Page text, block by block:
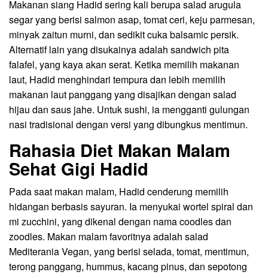
Makanan siang Hadid sering kali berupa salad arugula
segar yang berisi salmon asap, tomat ceri, keju parmesan,
minyak zaitun murni, dan sedikit cuka balsamic persik.
Alternatif lain yang disukainya adalah sandwich pita
falafel, yang kaya akan serat. Ketika memilih makanan
laut, Hadid menghindari tempura dan lebih memilih
makanan laut panggang yang disajikan dengan salad
hijau dan saus jahe. Untuk sushi, ia mengganti gulungan
nasi tradisional dengan versi yang dibungkus mentimun.
Rahasia Diet Makan Malam
Sehat Gigi Hadid
Pada saat makan malam, Hadid cenderung memilih
hidangan berbasis sayuran. Ia menyukai wortel spiral dan
mi zucchini, yang dikenal dengan nama coodles dan
zoodles. Makan malam favoritnya adalah salad
Mediterania Vegan, yang berisi selada, tomat, mentimun,
terong panggang, hummus, kacang pinus, dan sepotong